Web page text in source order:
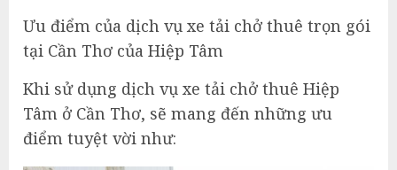
Ưu điểm của dịch vụ xe tải chở thuê trọn gói
tại Cần Thơ của Hiệp Tâm
Khi sử dụng dịch vụ xe tải chở thuê Hiệp
Tâm ở Cần Thơ, sẽ mang đến những ưu
điểm tuyệt vời như: